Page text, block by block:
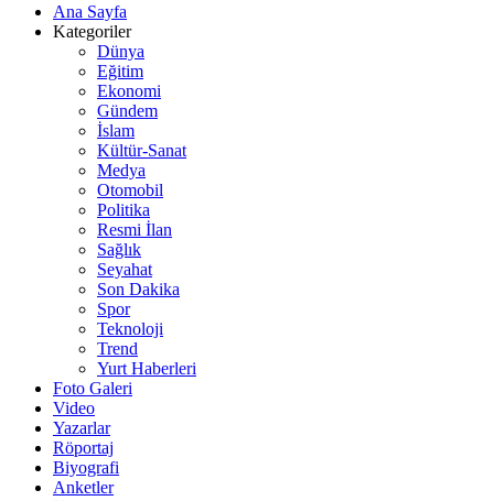
Ana Sayfa
Kategoriler
Dünya
Eğitim
Ekonomi
Gündem
İslam
Kültür-Sanat
Medya
Otomobil
Politika
Resmi İlan
Sağlık
Seyahat
Son Dakika
Spor
Teknoloji
Trend
Yurt Haberleri
Foto Galeri
Video
Yazarlar
Röportaj
Biyografi
Anketler